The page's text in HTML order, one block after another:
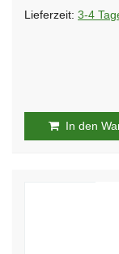
Lieferzeit: 3-4
In den